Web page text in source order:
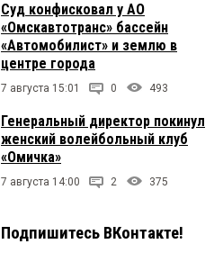
Суд конфисковал у АО
«Омскавтотранс» бассейн
«Автомобилист» и землю в
центре города
7 августа 15:01 0 493
Генеральный директор покинул
женский волейбольный клуб
«Омичка»
7 августа 14:00 2 375
Подпишитесь ВКонтакте!